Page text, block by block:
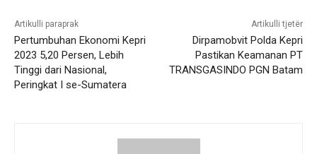
Artikulli paraprak
Pertumbuhan Ekonomi Kepri
2023 5,20 Persen, Lebih
Tinggi dari Nasional,
Peringkat I se-Sumatera
Artikulli tjetër
Dirpamobvit Polda Kepri
Pastikan Keamanan PT
TRANSGASINDO PGN Batam